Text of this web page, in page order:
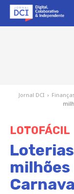
Jornal DCI ›
LOTOFÁCIL
milhões